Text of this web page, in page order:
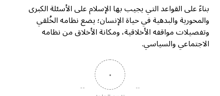
بناءً على القواعد التي يجيب بها الإسلام على الأسئلة الكبرى
والمحورية والبدهية في حياة الإنسان؛ يضع نظامه الخُلقي
وتفصيلات مواقفه الأخلاقية، ومكانة الأخلاق من نظامه
الاجتماعي والسياسي.
٠